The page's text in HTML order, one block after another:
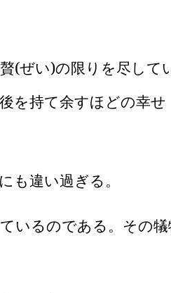
(ぜい)の限りを尽して
持て余すほどの幸せ
も違い過ぎる。
いるのである。その